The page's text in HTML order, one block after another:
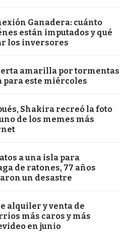
Ganadera: cuánto
están imputados y qué
los inversores
amarilla por tormentas
para este miércoles
Shakira recreó la foto
de los memes más
a una isla para
de ratones, 77 años
un desastre
alquiler y venta de
más caros y más
en junio